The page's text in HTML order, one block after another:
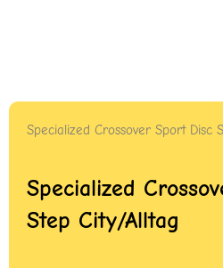
Specialized Crossover Sport Disc
Specialized
Step City/Alltag